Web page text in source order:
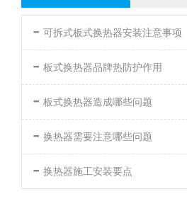
- 可拆式板式换热器安装注意事项
- 板式换热器品牌热防护作用
- 板式换热器造成哪些问题
- 换热器需要注意哪些问题
- 换热器施工安装要点